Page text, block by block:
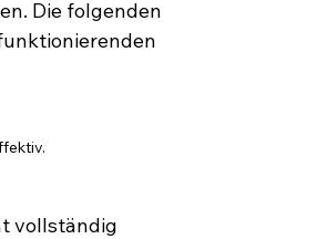
Die folgenden
vollständig